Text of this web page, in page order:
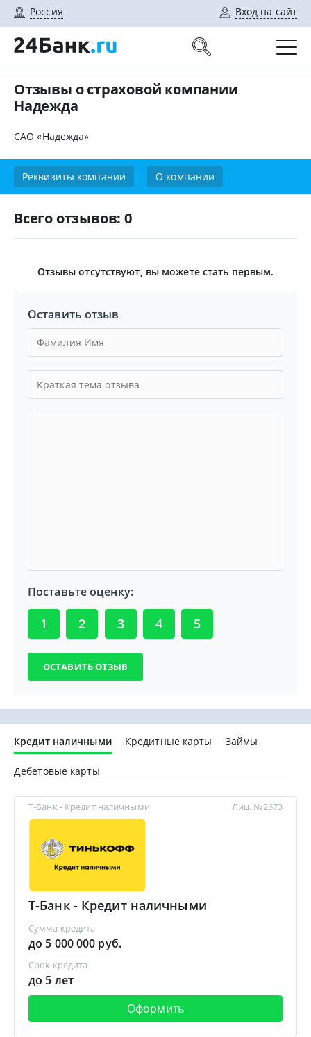
Россия Вход на сайт
Отзывы о страховой компании
Надежда
САО «Надежда»
Реквизиты компании О компании
Всего отзывов: 0
Отзывы отсутствуют, вы можете стать первым.
Оставить отзыв
Поставьте оценку:
1 2 3 4 5
Кредит наличными Кредитные карты Займы
Дебетовые карты
Т-Банк - Кредит наличными
Т-Банк - Кредит наличными
Сумма кредита
до 5 000 000 руб.
Срок кредита
до 5 лет
Оформить
Лиц. №2673